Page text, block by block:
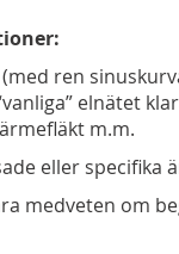
ren
elnätet
m.m.
eller specifika
medveten om